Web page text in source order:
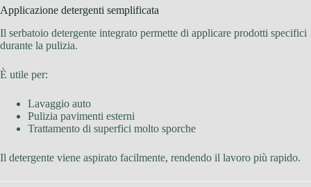
Applicazione detergenti semplificata
Il serbatoio detergente integrato permette di applicare prodotti specifici
durante la pulizia.
È utile per:
Lavaggio auto
Pulizia pavimenti esterni
Trattamento di superfici molto sporche
Il detergente viene aspirato facilmente, rendendo il lavoro più rapido.